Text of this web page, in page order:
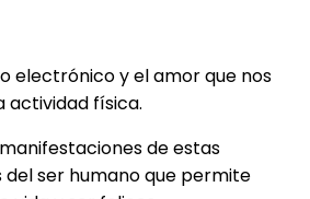
electrónico y el amor que nos
actividad física.
de estas
ser humano que permite